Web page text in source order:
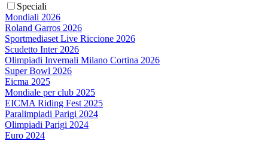
Speciali
Mondiali 2026
Roland Garros 2026
Sportmediaset Live Riccione 2026
Scudetto Inter 2026
Olimpiadi Invernali Milano Cortina 2026
Super Bowl 2026
Eicma 2025
Mondiale per club 2025
EICMA Riding Fest 2025
Paralimpiadi Parigi 2024
Olimpiadi Parigi 2024
Euro 2024